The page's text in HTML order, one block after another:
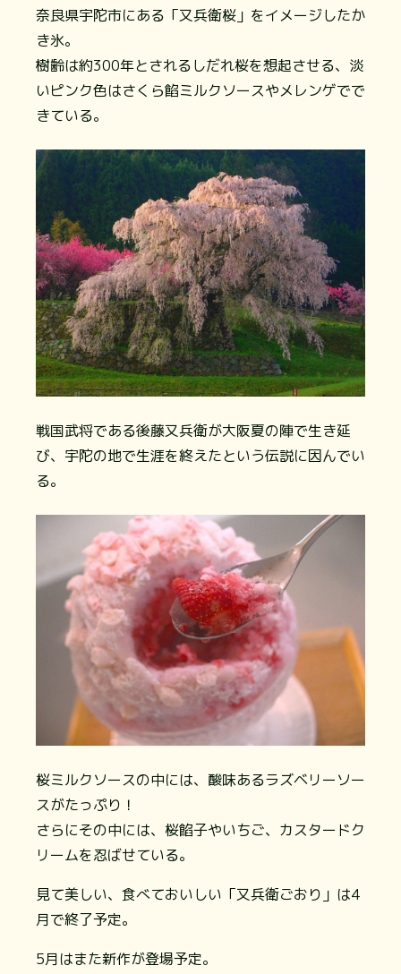
奈良県宇陀市にある「又兵衛桜」をイメージしたか
き氷。
樹齢は約300年とされるしだれ桜を想起させる、淡
いピンク色はさくら餡ミルクソースやメレンゲでで
きている。
戦国武将である後藤又兵衛が大阪夏の陣で生き延
び、宇陀の地で生涯を終えたという伝説に因んでい
る。
桜ミルクソースの中には、酸味あるラズベリーソー
スがたっぷり！
さらにその中には、桜餡子やいちご、カスタードク
リームを忍ばせている。
見て美しい、食べておいしい「又兵衛ごおり」は4
月で終了予定。
5月はまた新作が登場予定。